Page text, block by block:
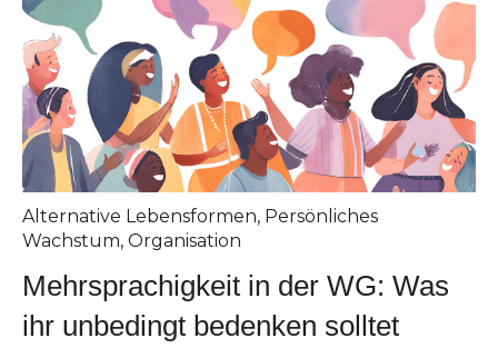
Alternative Lebensformen, Persönliches
Wachstum, Organisation
Mehrsprachigkeit in der WG: Was
ihr unbedingt bedenken solltet